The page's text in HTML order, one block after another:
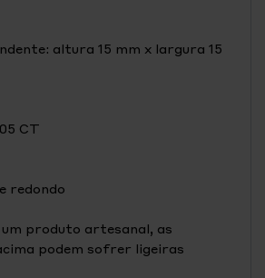
altura 15 mm x largura 15
CT
redondo
produto artesanal, as
podem sofrer ligeiras